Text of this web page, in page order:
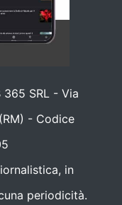
SRL - Via
- Codice
in
periodicità.